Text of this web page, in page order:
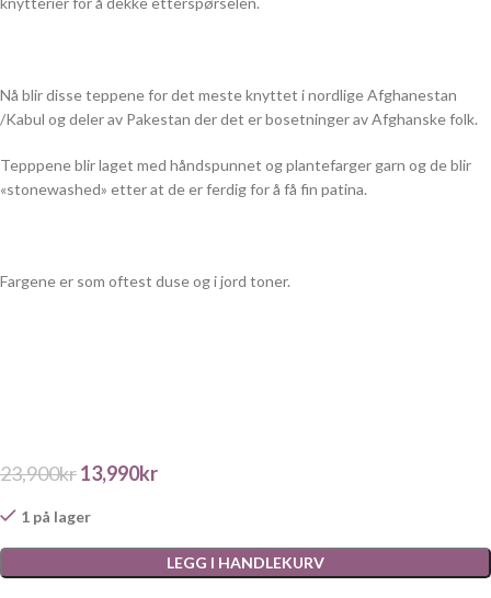
Nå blir disse teppene for det meste knyttet i nordlige Afghanestan
/Kabul og deler av Pakestan der det er bosetninger av Afghanske folk.
Tepppene blir laget med håndspunnet og plantefarger garn og de blir
«stonewashed» etter at de er ferdig for å få fin patina.
Fargene er som oftest duse og i jord toner.
23,900kr13,990kr
1 på lager
LEGG I HANDLEKURV